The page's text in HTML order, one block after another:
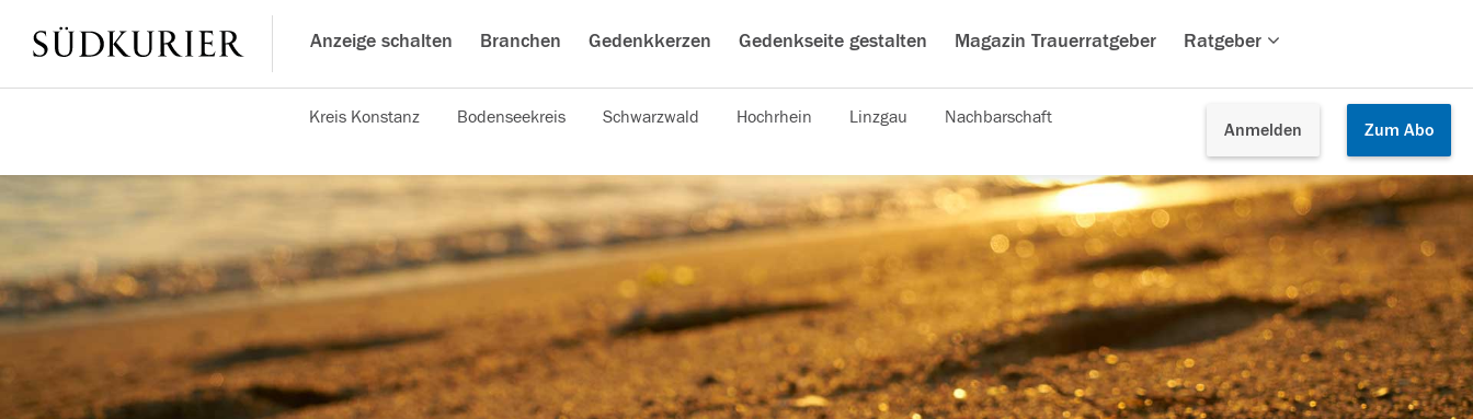
Anzeige schalten Branchen Gedenkkerzen Gedenkseite gestalten Magazin Trauerratgeber Ratgeber
Anmelden Zum Abo
Kreis Konstanz Bodenseekreis Schwarzwald Hochrhein Linzgau Nachbarschaft